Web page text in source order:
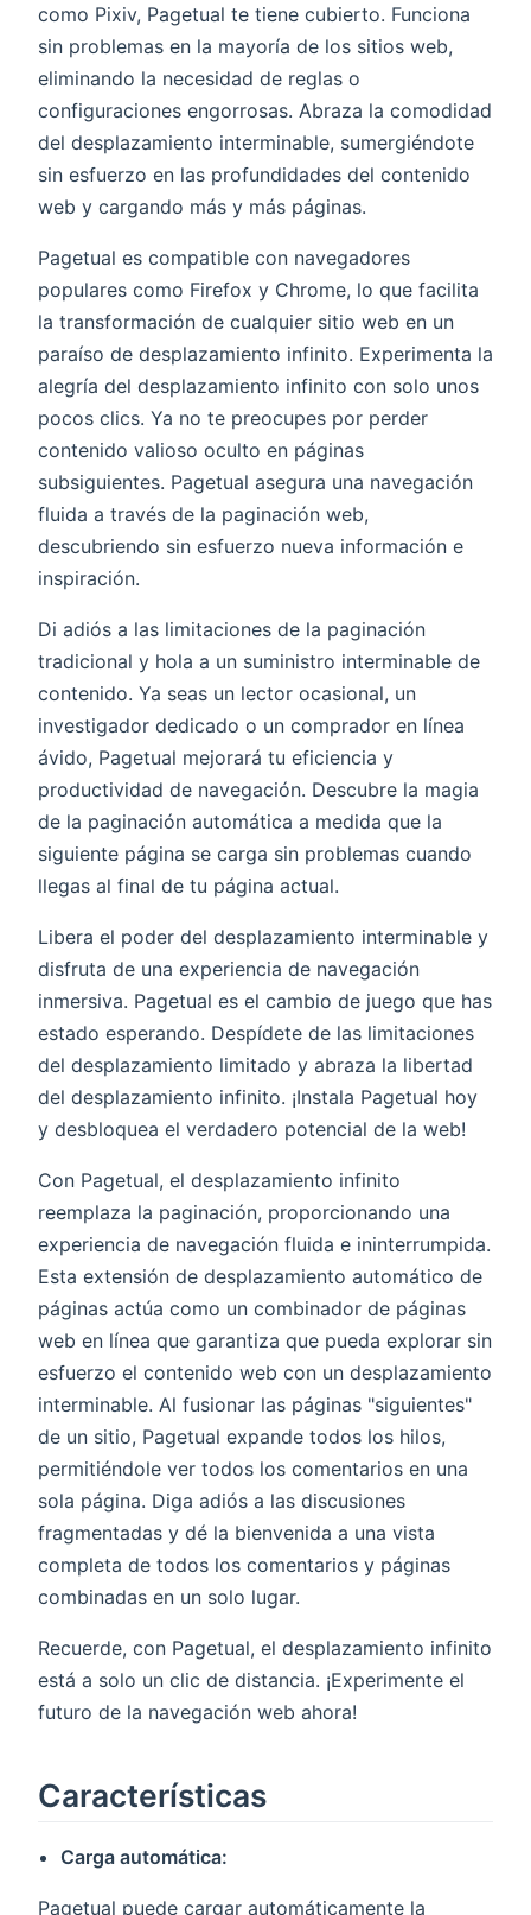
como Pixiv, Pagetual te tiene cubierto. Funciona
sin problemas en la mayoría de los sitios web,
eliminando la necesidad de reglas o
configuraciones engorrosas. Abraza la comodidad
del desplazamiento interminable, sumergiéndote
sin esfuerzo en las profundidades del contenido
web y cargando más y más páginas.
Pagetual es compatible con navegadores
populares como Firefox y Chrome, lo que facilita
la transformación de cualquier sitio web en un
paraíso de desplazamiento infinito. Experimenta la
alegría del desplazamiento infinito con solo unos
pocos clics. Ya no te preocupes por perder
contenido valioso oculto en páginas
subsiguientes. Pagetual asegura una navegación
fluida a través de la paginación web,
descubriendo sin esfuerzo nueva información e
inspiración.
Di adiós a las limitaciones de la paginación
tradicional y hola a un suministro interminable de
contenido. Ya seas un lector ocasional, un
investigador dedicado o un comprador en línea
ávido, Pagetual mejorará tu eficiencia y
productividad de navegación. Descubre la magia
de la paginación automática a medida que la
siguiente página se carga sin problemas cuando
llegas al final de tu página actual.
Libera el poder del desplazamiento interminable y
disfruta de una experiencia de navegación
inmersiva. Pagetual es el cambio de juego que has
estado esperando. Despídete de las limitaciones
del desplazamiento limitado y abraza la libertad
del desplazamiento infinito. ¡Instala Pagetual hoy
y desbloquea el verdadero potencial de la web!
Con Pagetual, el desplazamiento infinito
reemplaza la paginación, proporcionando una
experiencia de navegación fluida e ininterrumpida.
Esta extensión de desplazamiento automático de
páginas actúa como un combinador de páginas
web en línea que garantiza que pueda explorar sin
esfuerzo el contenido web con un desplazamiento
interminable. Al fusionar las páginas "siguientes"
de un sitio, Pagetual expande todos los hilos,
permitiéndole ver todos los comentarios en una
sola página. Diga adiós a las discusiones
fragmentadas y dé la bienvenida a una vista
completa de todos los comentarios y páginas
combinadas en un solo lugar.
Recuerde, con Pagetual, el desplazamiento infinito
está a solo un clic de distancia. ¡Experimente el
futuro de la navegación web ahora!
Características
Carga automática:
Pagetual puede cargar automáticamente la